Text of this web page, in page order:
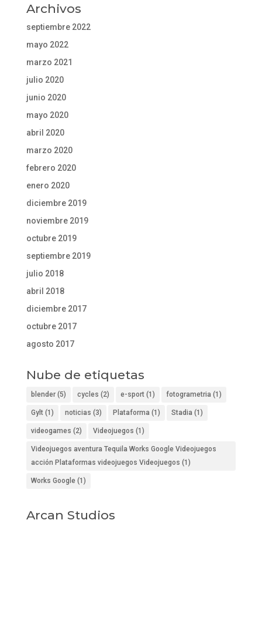
Archivos
septiembre 2022
mayo 2022
marzo 2021
julio 2020
junio 2020
mayo 2020
abril 2020
marzo 2020
febrero 2020
enero 2020
diciembre 2019
noviembre 2019
octubre 2019
septiembre 2019
julio 2018
abril 2018
diciembre 2017
octubre 2017
agosto 2017
Nube de etiquetas
blender(5) cycles (2) e-sport(1) fotogrametria(1)
Gylt(1) noticias (3) Plataforma(1) Stadia(1)
videogames (2) Videojuegos (1)
Videojuegos aventura Tequila Works Google Videojuegos
acción Plataformas videojuegos Videojuegos (1)
Works Google(1)
Arcan Studios